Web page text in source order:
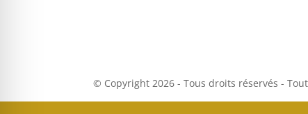
© Copyright 2026 - Tous droits réservés -